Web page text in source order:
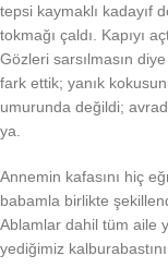
tepsi kaymaklı kadayıf
tokmağı çaldı. Kapıyı
Gözleri sarsılmasın
fark ettik; yanık
umurunda değildi;
ya.
Annemin kafasını hiç
babamla birlikte
Ablamlar dahil tüm aile
yediğimiz